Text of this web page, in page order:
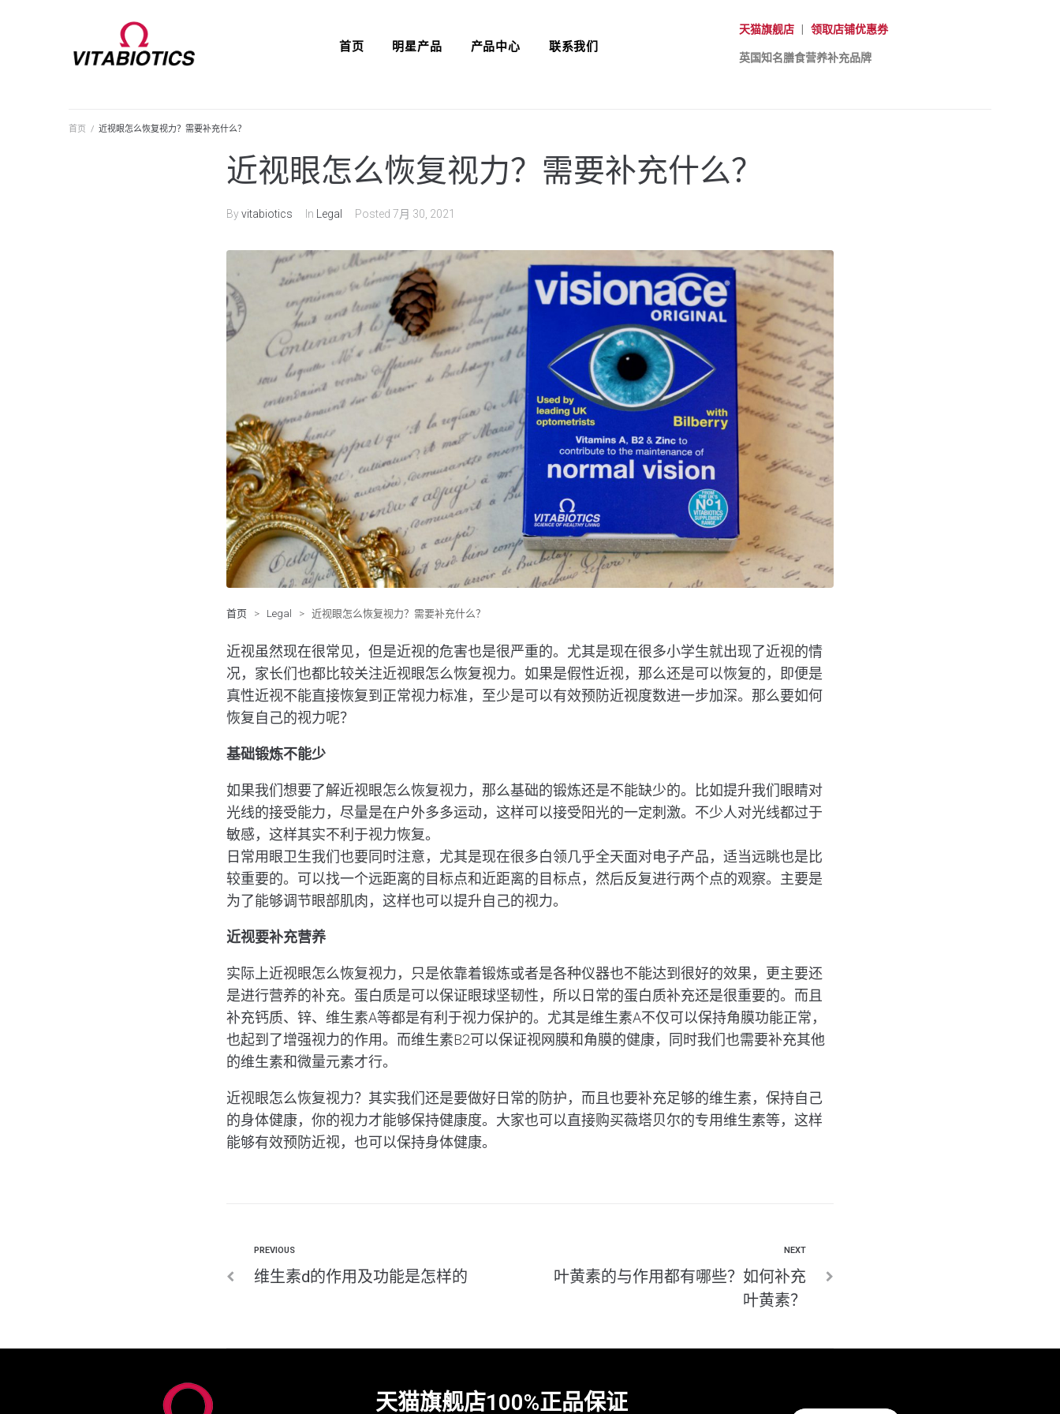
首页 明星产品 产品中心 联系我们
天猫旗舰店| 领取店铺优惠券
英国知名膳食营养补充品牌
首页 / 近视眼怎么恢复视力？需要补充什么？
近视眼怎么恢复视力？需要补充什么？
Byvitabiotics In Legal Posted 7月 30, 2021
首页 > Legal > 近视眼怎么恢复视力？需要补充什么？
近视虽然现在很常见，但是近视的危害也是很严重的。尤其是现在很多小学生就出现了近视的情
况，家长们也都比较关注近视眼怎么恢复视力。如果是假性近视，那么还是可以恢复的，即便是
真性近视不能直接恢复到正常视力标准，至少是可以有效预防近视度数进一步加深。那么要如何
恢复自己的视力呢？
基础锻炼不能少
如果我们想要了解近视眼怎么恢复视力，那么基础的锻炼还是不能缺少的。比如提升我们眼睛对
光线的接受能力，尽量是在户外多多运动，这样可以接受阳光的一定刺激。不少人对光线都过于
敏感，这样其实不利于视力恢复。
日常用眼卫生我们也要同时注意，尤其是现在很多白领几乎全天面对电子产品，适当远眺也是比
较重要的。可以找一个远距离的目标点和近距离的目标点，然后反复进行两个点的观察。主要是
为了能够调节眼部肌肉，这样也可以提升自己的视力。
近视要补充营养
实际上近视眼怎么恢复视力，只是依靠着锻炼或者是各种仪器也不能达到很好的效果，更主要还
是进行营养的补充。蛋白质是可以保证眼球坚韧性，所以日常的蛋白质补充还是很重要的。而且
补充钙质、锌、维生素A等都是有利于视力保护的。尤其是维生素A不仅可以保持角膜功能正常，
也起到了增强视力的作用。而维生素B2可以保证视网膜和角膜的健康，同时我们也需要补充其他
的维生素和微量元素才行。
近视眼怎么恢复视力？其实我们还是要做好日常的防护，而且也要补充足够的维生素，保持自己
的身体健康，你的视力才能够保持健康度。大家也可以直接购买薇塔贝尔的专用维生素等，这样
能够有效预防近视，也可以保持身体健康。
PREVIOUS
维生素d的作用及功能是怎样的
NEXT
叶黄素的与作用都有哪些？如何补充
叶黄素？
天猫旗舰店100%正品保证